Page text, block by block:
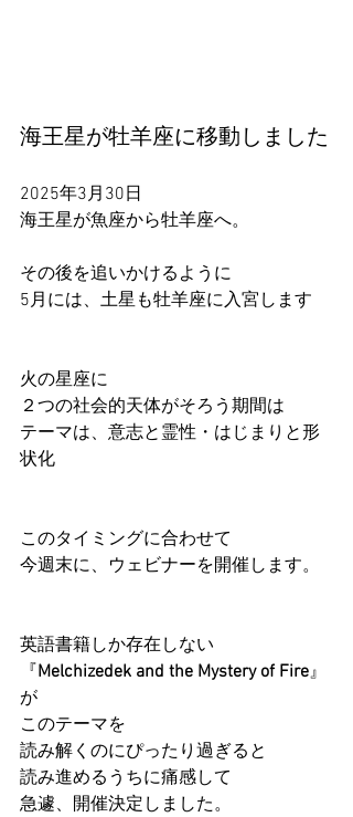
海王星が牡羊座に移動しました
2025年3月30日
海王星が魚座から牡羊座へ。
その後を追いかけるように
5月には、土星も牡羊座に入宮します
火の星座に
２つの社会的天体がそろう期間は
テーマは、意志と霊性・はじまりと形
状化
このタイミングに合わせて
今週末に、ウェビナーを開催します。
英語書籍しか存在しない
『 Melchizedek and the Mystery of Fire』
が
このテーマを
読み解くのにぴったり過ぎると
読み進めるうちに痛感して
急遽、開催決定しました。